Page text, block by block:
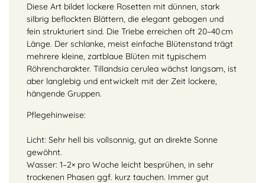
Diese Art bildet lockere Rosetten mit dünnen, stark
silbrig beflockten Blättern, die elegant gebogen und
fein strukturiert sind. Die Triebe erreichen oft 20–40 cm
Länge. Der schlanke, meist einfache Blütenstand trägt
mehrere kleine, zartblaue Blüten mit typischem
Röhrencharakter. Tillandsia cerulea wächst langsam, ist
aber langlebig und entwickelt mit der Zeit lockere,
hängende Gruppen.
Pflegehinweise:
Licht: Sehr hell bis vollsonnig, gut an direkte Sonne
gewöhnt.
Wasser: 1–2× pro Woche leicht besprühen, in sehr
trockenen Phasen ggf. kurz tauchen. Immer gut